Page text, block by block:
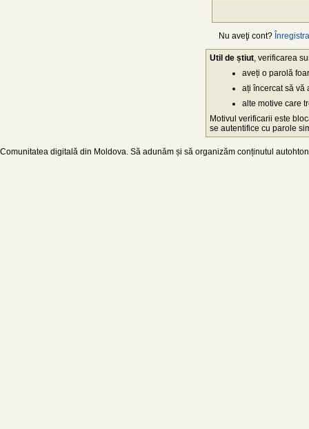
Nu aveţi cont?
Util de știut , verificarea
aveți o parolă
ați încercat să vă
alte motive care
Motivul verificarii este
se autentifice cu parole
Comunitatea digitală din Moldova. Să adunăm și să organizăm conținutul